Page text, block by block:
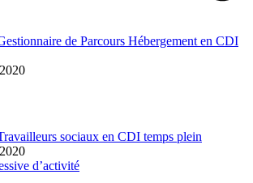
de Parcours Hébergement en CDI
sociaux en CDI temps plein
d’activité